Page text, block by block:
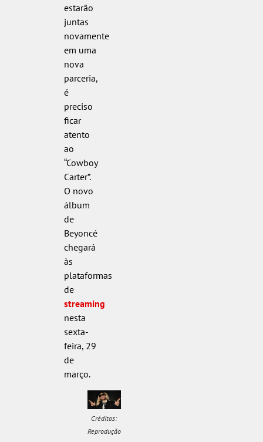
estarão
juntas
novamente
em uma
nova
parceria,
é
preciso
ficar
atento
ao
“Cowboy
Carter”.
O novo
álbum
de
Beyoncé
chegará
às
plataformas
de
streaming
nesta
sexta-
feira, 29
de
março.
Créditos:
Reprodução